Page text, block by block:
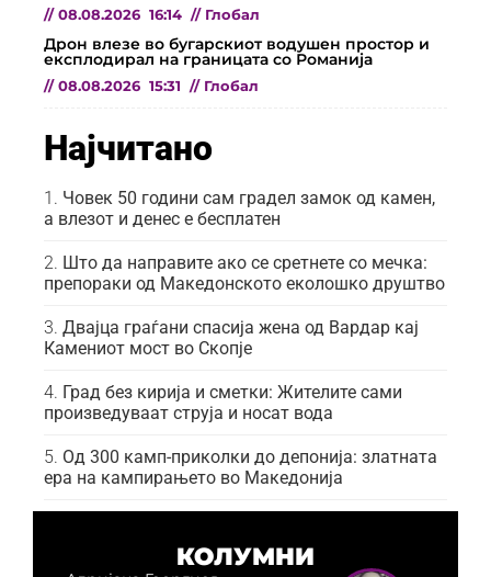
// 08.08.2026 16:14 // Глобал
Дрон влезе во бугарскиот водушен простор и
експлодирал на границата со Романија
// 08.08.2026 15:31 // Глобал
Најчитано
Човек 50 години сам градел замок од камен,
а влезот и денес е бесплатен
Што да направите ако се сретнете со мечка:
препораки од Македонското еколошко друштво
Двајца граѓани спасија жена од Вардар кај
Камениот мост во Скопје
Град без кирија и сметки: Жителите сами
произведуваат струја и носат вода
Од 300 камп-приколки до депонија: златната
ера на кампирањето во Македонија
КОЛУМНИ